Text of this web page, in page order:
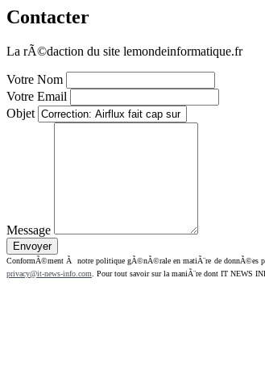
Contacter
La rÃ©daction du site lemondeinformatique.fr
Votre Nom
Votre Email
Objet
Message
ConformÃ©ment Ã notre politique gÃ©nÃ©rale en matiÃ¨re de donnÃ©es
privacy@it-news-info.com . Pour tout savoir sur la maniÃ¨re dont IT NEWS